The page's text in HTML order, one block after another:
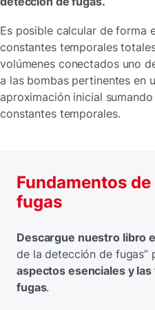
Es posible calcular de forma
constantes temporales
volúmenes conectados uno
a las bombas pertinentes en
aproximación inicial
constantes temporales.
Fundamentos
fugas
Descargue nuestro libro
de la detección de fugas”
aspectos esenciales y
fugas.